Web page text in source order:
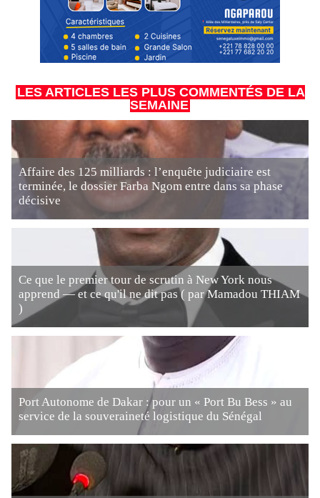
LES ARTICLES LES PLUS COMMENTÉS DE LA
SEMAINE
Affaire des 125 milliards : l’enquête judiciaire est
terminée, le dossier Farba Ngom entre dans sa phase
décisive
Ce que le premier tour de scrutin à New York nous
apprend — et ce qu'il ne dit pas ( par Mamadou THIAM
)
Port Autonome de Dakar : pour un « Port Bu Bess » au
service de la souveraineté logistique du Sénégal